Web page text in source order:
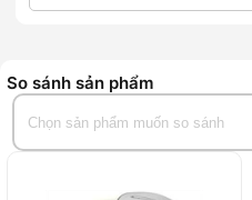
So sánh sản phẩm